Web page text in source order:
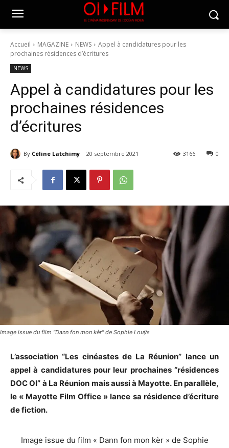
Accueil MAGAZINE NEWS
Appel à candidatures pour les
prochaines résidences d’écritures
NEWS
Appel à candidatures pour les
prochaines résidences
d’écritures
By Céline Latchimy 20 septembre 2021 0
3166
Image issue du film "Dann fon mon kèr" de Sophie Louÿs
L’association “Les cinéastes de La Réunion” lance un
appel à candidatures pour leur prochaines “résidences
DOC OI” à La Réunion mais aussi à Mayotte. En parallèle,
le « Mayotte Film Office » lance sa résidence d’écriture
de fiction.
Image issue du film « Dann fon mon kèr » de Sophie